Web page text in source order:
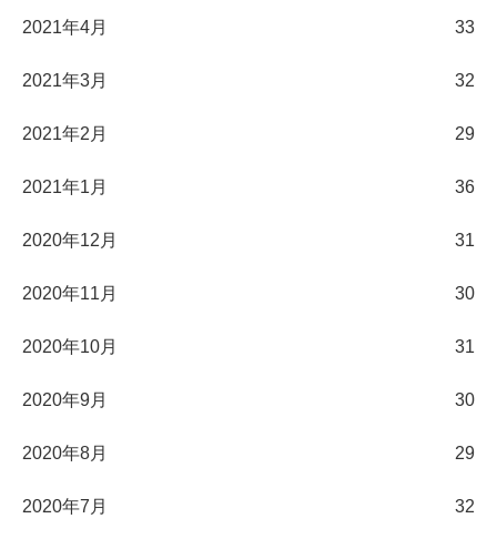
2021年4月 33
2021年3月 32
2021年2月 29
2021年1月 36
2020年12月 31
2020年11月 30
2020年10月 31
2020年9月 30
2020年8月 29
2020年7月 32